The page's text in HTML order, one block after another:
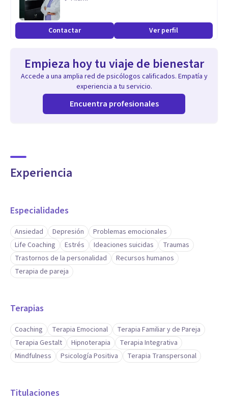
Contactar Ver perfil
Empieza hoy tu viaje de bienestar
Accede a una amplia red de psicólogos calificados. Empatía y
experiencia a tu servicio.
Encuentra profesionales
Experiencia
Especialidades
Ansiedad Depresión
Problemas emocionales
Life Coaching
Estrés Ideaciones suicidas
Traumas
Trastornos de la personalidad
Recursos humanos
Terapia de pareja
Terapias
Coaching Terapia Emocional
Terapia Familiar y de Pareja
Terapia Gestalt
Hipnoterapia
Terapia Integrativa
Mindfulness
Psicología Positiva Terapia Transpersonal
Titulaciones